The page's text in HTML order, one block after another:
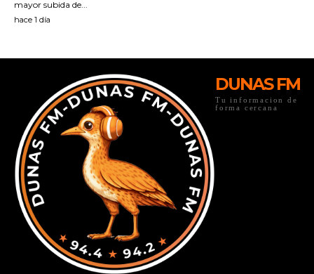
DUNAS FM
Tu informacion de
forma cercana